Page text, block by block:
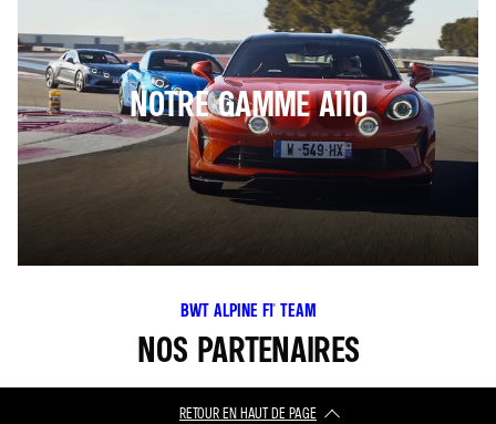
NOTRE GAMME A110
BWT ALPINE F1® TEAM
NOS PARTENAIRES
RETOUR EN HAUT DE PAGE​